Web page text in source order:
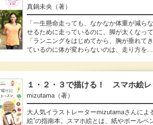
真鍋未央 （著）
「一生懸命走っても、なかなか体重が減ら
せるために走っているのに、脚が太くなって
「ランニングをはじめてから、胸が垂れて
ているのに体が変わらないのは、走り方を...
１・２・３で描ける！ スマホ絵レ
mizutama （著）
大人気イラストレーターmizutamaさんによ
絵”の指南本。スマホ絵とは、紙やボールペ